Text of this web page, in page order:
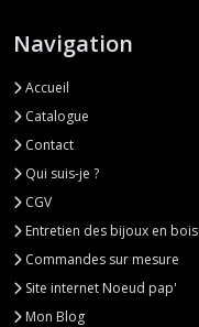
Navigation
Accueil
Catalogue
Contact
Qui suis-je ?
CGV
Entretien des bijoux en bois
Commandes sur mesure
Site internet Noeud pap'
Mon Blog